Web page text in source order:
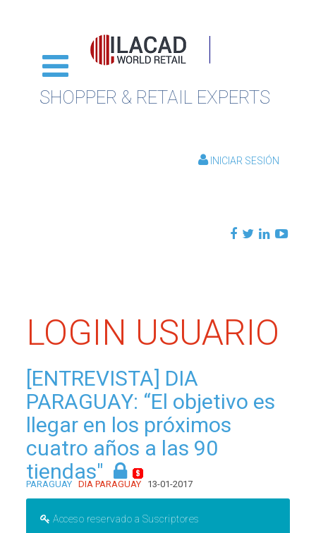
SHOPPER & RETAIL EXPERTS
INICIAR SESIÓN
LOGIN USUARIO
[ENTREVISTA] DIA
PARAGUAY: “El objetivo es
llegar en los próximos
cuatro años a las 90
tiendas"
PARAGUAY DIA PARAGUAY 13-01-2017
Acceso reservado a Suscriptores